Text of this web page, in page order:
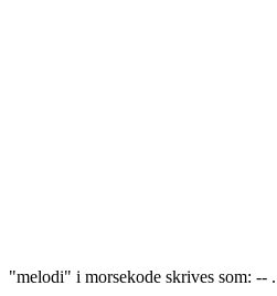
"melodi" i morsekode skrives som: --